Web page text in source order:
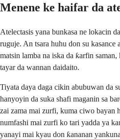
Menene ke haifar da
Atelectasis yana bunkasa ne lokacin
ruguje. An tsara huhu don su kasance
matsin lamba na iska da ƙarfin
tayar da wannan daidaito.
Tiyata daya daga cikin abubuwan da
hanyoyin da suka shafi maganin sa
zai zama mai zurfi, kuma ciwo bayan
numfashi mai zurfi ko tari yadda ya
yanayi mai kyau don ƙananan